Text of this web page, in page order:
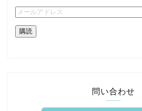
購読
問い合わせ